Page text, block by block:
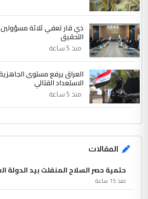
ذي قار تعفي ثلاثة
التحقيق
منذ 5 ساعة
العراق يرفع مستوى الجاهزية
الاستعداد القتالي
منذ 5 ساعة
المقالات
حتمية حصر السلاح المنفلت بيد الدولة
منذ 15 ساعة